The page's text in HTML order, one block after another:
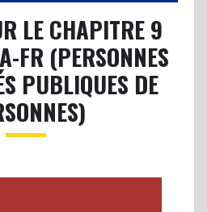
LE CHAPITRE 9
FR (PERSONNES
PUBLIQUES DE